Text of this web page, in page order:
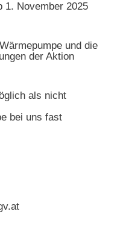
1. November 2025
und die
der Aktion
als nicht
bei uns fast